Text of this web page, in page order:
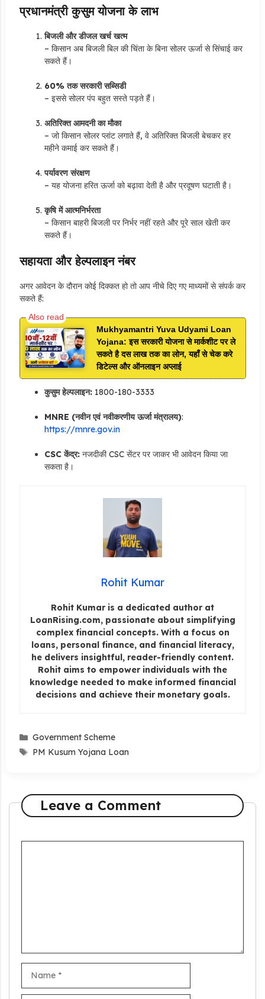
प्रधानमंत्री कुसुम योजना के लाभ
बिजली और डीजल खर्च खत्म
– किसान अब बिजली बिल की चिंता के बिना सोलर ऊर्जा से सिंचाई कर
सकते हैं।
60% तक सरकारी सब्सिडी
– इससे सोलर पंप बहुत सस्ते पड़ते हैं।
अतिरिक्त आमदनी का मौका
– जो किसान सोलर प्लांट लगाते हैं, वे अतिरिक्त बिजली बेचकर हर
महीने कमाई कर सकते हैं।
पर्यावरण संरक्षण
– यह योजना हरित ऊर्जा को बढ़ावा देती है और प्रदूषण घटाती है।
कृषि में आत्मनिर्भरता
– किसान बाहरी बिजली पर निर्भर नहीं रहते और पूरे साल खेती कर
सकते हैं।
सहायता और हेल्पलाइन नंबर
अगर आवेदन के दौरान कोई दिक्कत हो तो आप नीचे दिए गए माध्यमों से संपर्क कर
सकते हैं:
Mukhyamantri Yuva Udyami Loan
Yojana: इस सरकारी योजना से मार्कशीट पर ले
सकते है दस लाख तक का लोन, यहाँ से चेक करे
डिटेल्स और ऑनलाइन अप्लाई
कुसुम हेल्पलाइन:1800-180-3333
MNRE (नवीन एवं नवीकरणीय ऊर्जा मंत्रालय):
https://mnre.gov.in
CSC केंद्र:नजदीकी CSC सेंटर पर जाकर भी आवेदन किया जा
सकता है।
Rohit Kumar
Rohit Kumar is a dedicated author at
LoanRising.com, passionate about simplifying
complex financial concepts. With a focus on
loans, personal finance, and financial literacy,
he delivers insightful, reader-friendly content.
Rohit aims to empower individuals with the
knowledge needed to make informed financial
decisions and achieve their monetary goals.
Categories
Government Scheme
Tags
PM Kusum Yojana Loan
Leave a Comment